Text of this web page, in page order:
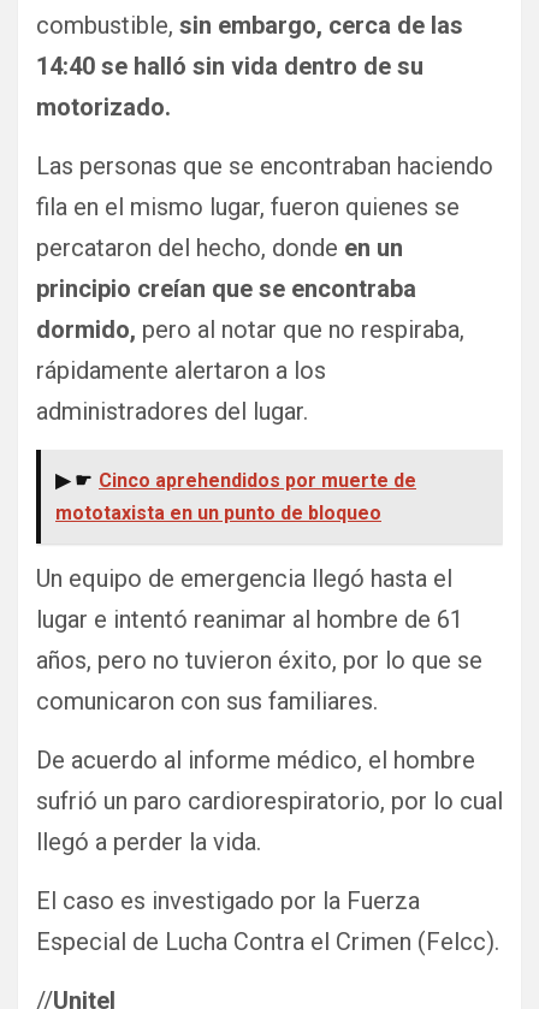
combustible, sin embargo, cerca de las
14:40 se halló sin vida dentro de su
motorizado.
Las personas que se encontraban haciendo
fila en el mismo lugar, fueron quienes se
percataron del hecho, donde en un
principio creían que se encontraba
dormido, pero al notar que no respiraba,
rápidamente alertaron a los
administradores del lugar.
▶ ☛ Cinco aprehendidos por muerte de
mototaxista en un punto de bloqueo
Un equipo de emergencia llegó hasta el
lugar e intentó reanimar al hombre de 61
años, pero no tuvieron éxito, por lo que se
comunicaron con sus familiares.
De acuerdo al informe médico, el hombre
sufrió un paro cardiorespiratorio, por lo cual
llegó a perder la vida.
El caso es investigado por la Fuerza
Especial de Lucha Contra el Crimen (Felcc).
//Unitel